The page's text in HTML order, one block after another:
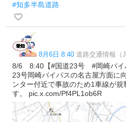
#知多半島道路
8月6日 8:40 道路交通情報（
8/6 8:40【#国道23号 #岡崎バ
23号岡崎バイパスの名古屋方面に
ンター付近で事故のため1車線が
す。 pic.x.com/Pf4PL1ob6R